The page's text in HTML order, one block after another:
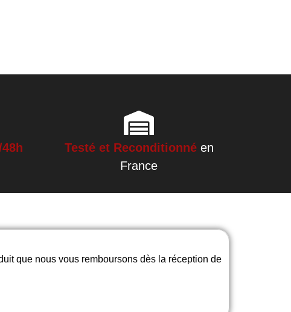
Testé et Reconditionné en
France
que nous vous remboursons dès la réception de